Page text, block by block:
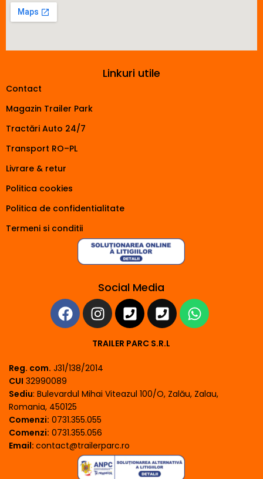
Linkuri utile
Contact
Magazin Trailer Park
Tractări Auto 24/7
Transport RO–PL
Livrare & retur
Politica cookies
Politica de confidentialitate
Termeni si conditii
Social Media
TRAILER PARC S.R.L
Reg. com. J31/138/2014
CUI 32990089
Sediu: Bulevardul Mihai Viteazul 100/O, Zalău, Zalau,
Romania, 450125
Comenzi: 0731.355.055
Comenzi: 0731.355.056
Email: contact@trailerparc.ro